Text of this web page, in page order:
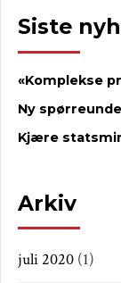
Siste
«Komplekse
Ny
Kjære
Arkiv
juli 2020 (1)